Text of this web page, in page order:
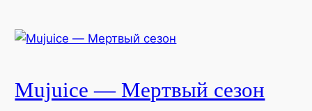
Mujuice — Мертвый сезон